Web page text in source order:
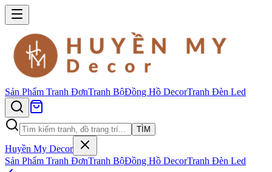
Sản Phẩm Tranh ĐơnTranh BộĐồng Hồ DecorTranh Đèn Led
TÌM
Huyền My Decor
Sản Phẩm Tranh ĐơnTranh BộĐồng Hồ DecorTranh Đèn Led